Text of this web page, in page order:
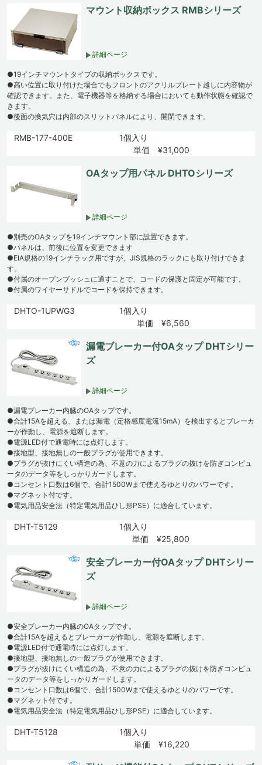
マウント収納ボックス RMBシリーズ
詳細ページ
●19インチマウントタイプの収納ボックスです。
●高い位置に取り付けた場合でもフロントのアクリルプレート越しに内容物が
確認できます。また、電子機器等を格納する場合においても動作状態を確認で
きます。
●後面の換気穴は内部のスリットパネルにより、開閉できます。
RMB-177-400E
1個入り
単価 ¥31,000
OAタップ用パネル DHTOシリーズ
詳細ページ
●別売のOAタップを19インチマウント部に設置できます。
●パネルは、前後に位置を変更できます
●EIA規格の19インチラック用ですが、JIS規格のラックにも取り付けできま
す。
●付属のオープンブッシュに通すことで、コードの保護と固定が可能です。
●付属のワイヤーサドルでコードを保持できます。
DHTO-1UPWG3
1個入り
単価 ¥6,560
漏電ブレーカー付OAタップ DHTシリー
ズ
詳細ページ
●漏電ブレーカー内臓のOAタップです。
●合計15Aを超える、または漏電（定格感度電流15mA）を検出するとブレーカ
ーが作動し、電源を遮断します。
●電源LED付で通電時には点灯します。
●接地型、接地無しの一般プラグが使用できます。
●プラグが抜けにくい構造の為、不意の力によるプラグの抜けを防ぎコンピュ
ータのデータ等をしっかりガードします。
●コンセント口数は6個で、合計1500Wまで使えるゆとりのパワーです。
●マグネット付です。
●電気用品安全法（特定電気用品ひし形PSE）に適合しています。
DHT-T5129
1個入り
単価 ¥25,800
安全ブレーカー付OAタップ DHTシリー
ズ
詳細ページ
●安全ブレーカー内臓のOAタップです。
●合計15Aを超えるとブレーカーが作動し、電源を遮断します。
●電源LED付で通電時には点灯します。
●接地型、接地無しの一般プラグが使用できます。
●プラグが抜けにくい構造の為、不意の力によるプラグの抜けを防ぎコンピュ
ータのデータ等をしっかりガードします。
●コンセント口数は6個で、合計1500Wまで使えるゆとりのパワーです。
●マグネット付です。
●電気用品安全法（特定電気用品ひし形PSE）に適合しています。
DHT-T5128
1個入り
単価 ¥16,220